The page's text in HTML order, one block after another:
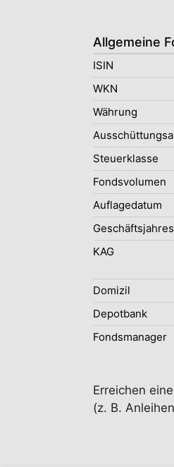
Allgemeine
ISIN
WKN
Währung
Steuerklasse
Fondsvolumen
Auflagedatum
KAG
Domizil
Depotbank
Fondsmanager
Erreichen
(z. B.